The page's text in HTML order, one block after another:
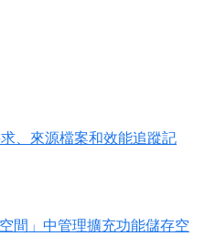
、來源檔案和效能追蹤記
間」中管理擴充功能儲存空